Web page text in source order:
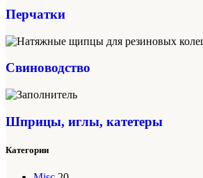
Перчатки
Свиноводство
Шприцы, иглы, катетеры
Категории